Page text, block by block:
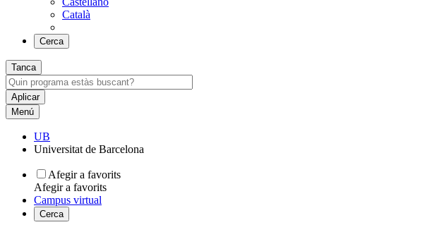
Català
Cerca
Tanca
Menú
UB
Universitat de Barcelona
Afegir a favorits
Afegir a favorits
Campus virtual
Cerca